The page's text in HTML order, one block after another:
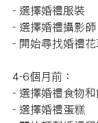
- 選擇婚禮服裝
- 選擇婚禮攝影
- 開始尋找婚禮
4-6個月前：
- 選擇婚禮食物
- 選擇婚禮蛋糕